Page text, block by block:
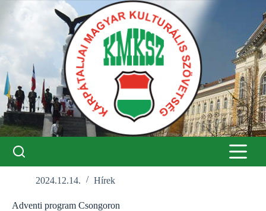
2024.12.14. Hírek
Adventi program Csongoron